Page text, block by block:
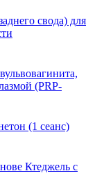
свода) для
(PRP-
(1 сеанс)
Ктеджель с